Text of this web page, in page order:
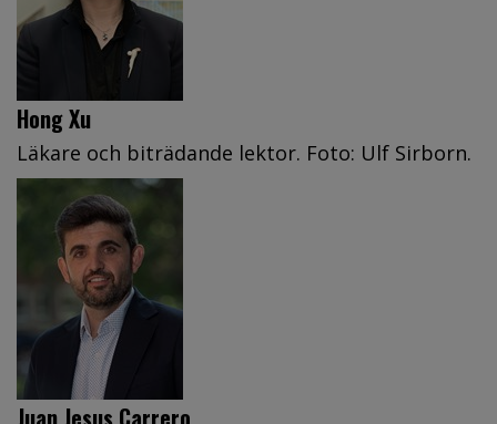
Hong Xu
Läkare och biträdande lektor. Foto: Ulf Sirborn.
Juan Jesus Carrero